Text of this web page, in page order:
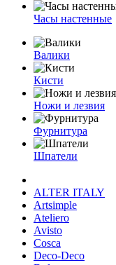
Часы настенные
Валики
Кисти
Ножи и лезвия
Фурнитура
Шпатели
ALTER ITALY
Artsimple
Ateliero
Avisto
Cosca
Deco-Deco